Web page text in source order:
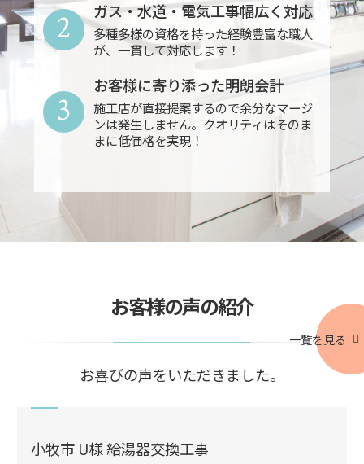
ガス・水道・電気工事幅広く対応
多種多様の資格を持った経験豊富な職人
が、一貫して対応します！
2
お客様に寄り添った明朗会計
施工店が直接提案するので余分なマージ
ンは発生しません。クオリティはそのま
まに低価格を実現！
3
お客様の声の紹介
お喜びの声をいただきました。
一覧を見る
小牧市 U様 給湯器交換工事